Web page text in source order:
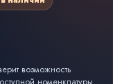
возможность